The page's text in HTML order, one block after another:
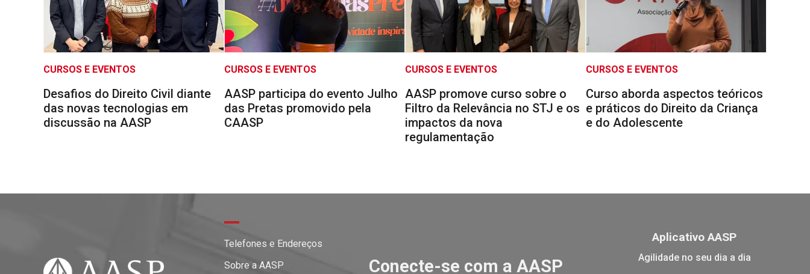
CURSOS E EVENTOS
Desafios do Direito Civil diante
das novas tecnologias em
discussão na AASP
CURSOS E EVENTOS
AASP participa do evento Julho
das Pretas promovido pela
CAASP
CURSOS E EVENTOS
AASP promove curso sobre o
Filtro da Relevância no STJ e os
impactos da nova
regulamentação
CURSOS E EVENTOS
Curso aborda aspectos teóricos
e práticos do Direito da Criança
e do Adolescente
Telefones e Endereços
Sobre a AASP
Conecte-se com a AASP
Aplicativo AASP
Agilidade no seu dia a dia